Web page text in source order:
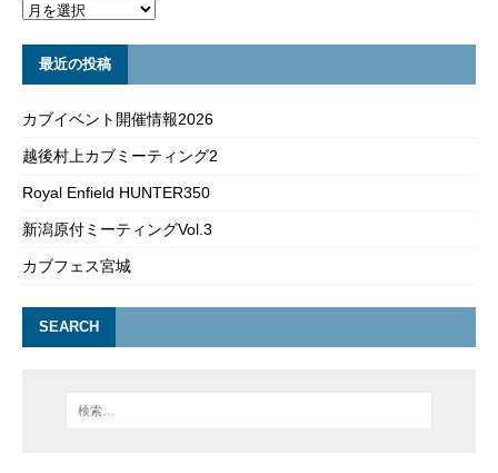
最近の投稿
カブイベント開催情報2026
越後村上カブミーティング2
Royal Enfield HUNTER350
新潟原付ミーティングVol.3
カブフェス宮城
SEARCH